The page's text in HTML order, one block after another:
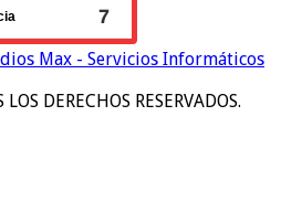
Max - Servicios Informáticos
DERECHOS RESERVADOS.